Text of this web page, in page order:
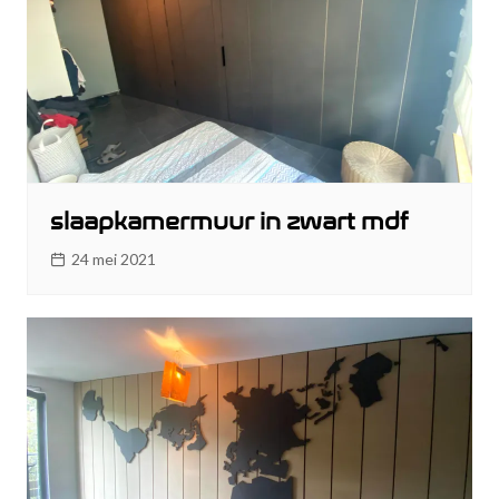
slaapkamermuur in zwart mdf
24 mei 2021